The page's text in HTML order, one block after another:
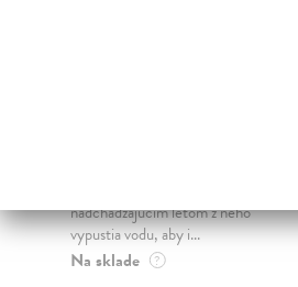
nadchádzajúcim letom z neho
vypustia vodu, aby i...
Na sklade ?